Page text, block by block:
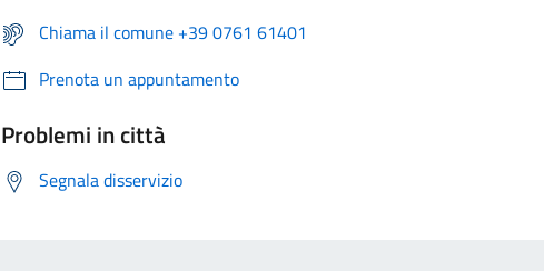
Chiama il comune +39 0761 61401
Prenota un appuntamento
Problemi in città
Segnala disservizio